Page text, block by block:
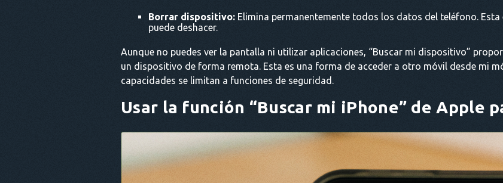
Borrar dispositivo: Elimina permanentemente todos los datos del teléfono.
puede deshacer.
Aunque no puedes ver la pantalla ni utilizar aplicaciones, “Buscar mi dispositivo”
un dispositivo de forma remota. Esta es una forma de acceder a otro móvil desde mi
capacidades se limitan a funciones de seguridad.
Usar la función “Buscar mi iPhone” de Apple